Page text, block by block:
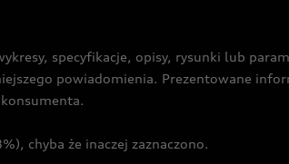
specyfikacje, opisy, rysunki lub
powiadomienia. Prezentowane
chyba że inaczej zaznaczono.